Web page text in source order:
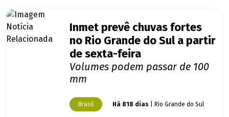
Inmet prevê chuvas fortes
no Rio Grande do Sul a partir
de sexta-feira
Volumes podem passar de 100
mm
Brasil Há 818 dias | Rio Grande do Sul